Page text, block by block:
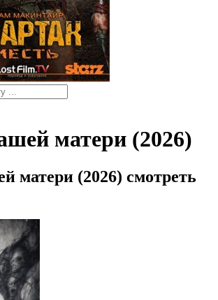
матери (2026)
матери (2026) смотреть